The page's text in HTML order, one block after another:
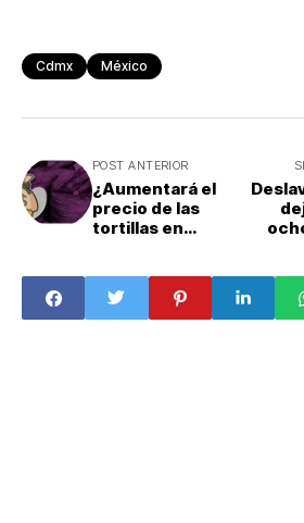
Cdmx México
POST ANTERIOR
¿Aumentará el
precio de las
tortillas en